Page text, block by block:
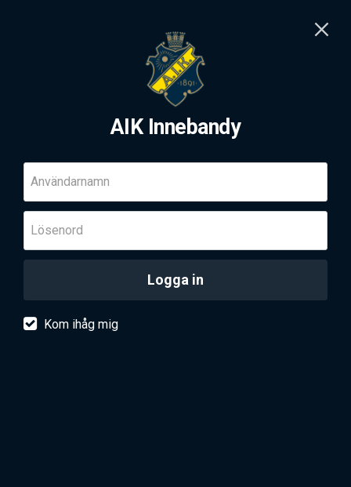
AIK Innebandy
Användarnamn
Lösenord
Logga in
Kom ihåg mig